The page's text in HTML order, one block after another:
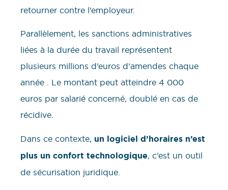
retourner contre l’employeur.
Parallèlement, les sanctions administratives
liées à la durée du travail représentent
plusieurs millions d’euros d’amendes chaque
année . Le montant peut atteindre 4 000
euros par salarié concerné, doublé en cas de
récidive.
Dans ce contexte, un logiciel d’horaires n’est
plus un confort technologique, c’est un outil
de sécurisation juridique.